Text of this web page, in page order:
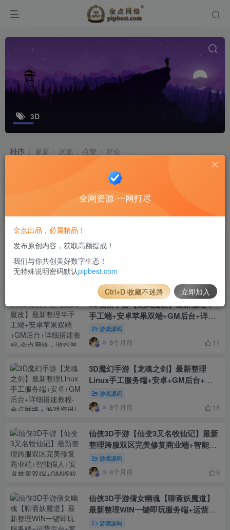
3D
排序 更新 浏览 点赞 评论
Q版3D换装手游【萝莉有杀气】最新
整理单机一键即玩镜像服务端_Linux
手工端_GM后台_详细搭建教程
游戏源码
3D仙侠手游【全民斩仙2】最新整理
Linux手工端_本地注册_安卓苹果双端
_GM授权后台_详细搭建教程
游戏源码
3D仙侠手游【龙武魔改】最新整理半
手工端+安卓苹果双端+GM后台+详细
搭建教程
游戏源码
8个月前 11
3D魔幻手游【龙魂之剑】最新整理
Linux手工服务端+安卓+GM后台+详
细搭建教程
游戏源码
8个月前 15
仙侠3D手游【仙变3又名牧仙记】最新
整理跨服双区完美修复商业端+智能假
人+安卓苹果双端+GM授权后台+详细
搭建教程
游戏源码
8个月前 9
仙侠3D手游倩女幽魂【聊斋妖魔道】
最新整理WIN一键即玩服务端+运营后
台+客户端解包工具+安卓苹果双端
游戏源码
全网资源·一网打尽
金点出品，必属精品！
发布原创内容，获取高额提成！
我们与你共创美好数字生态！
无特殊说明密码默认pipbest.com
Ctrl+D 收藏不迷路 立即加入